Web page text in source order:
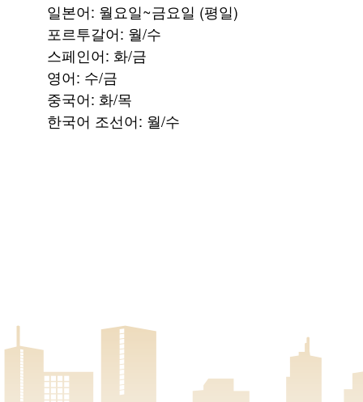
일본어: 월요일~금요일 (평일)
포르투갈어: 월/수
스페인어: 화/금
영어: 수/금
중국어: 화/목
한국어 조선어: 월/수